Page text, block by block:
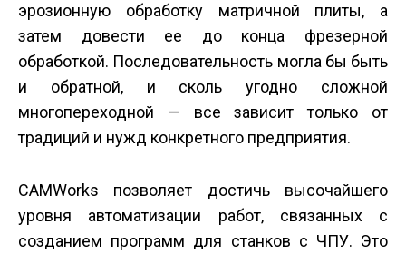
эрозионную обработку матричной плиты, а
затем довести ее до конца фрезерной
обработкой. Последовательность могла бы быть
и обратной, и сколь угодно сложной
многопереходной — все зависит только от
традиций и нужд конкретного предприятия.
CAMWorks позволяет достичь высочайшего
уровня автоматизации работ, связанных с
созданием программ для станков с ЧПУ. Это